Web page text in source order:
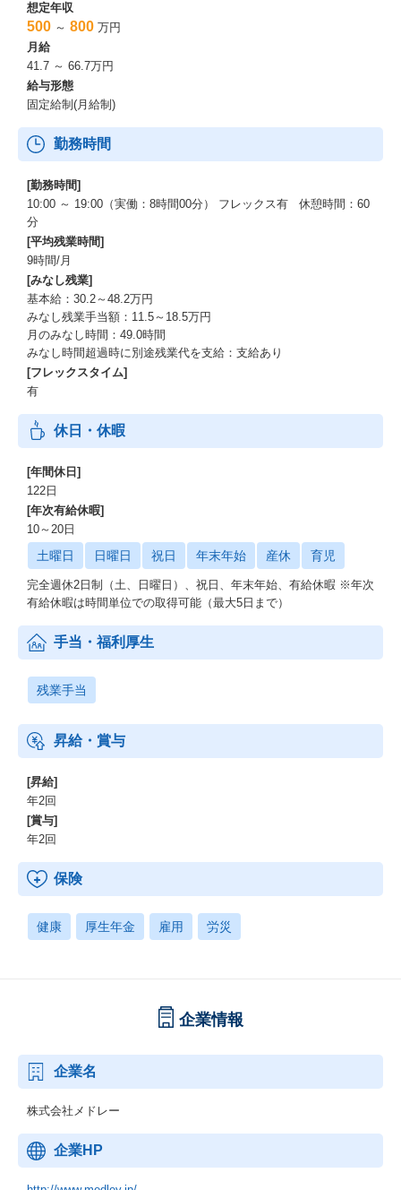
想定年収
500 ～ 800 万円
月給
41.7 ～ 66.7万円
給与形態
固定給制(月給制)
勤務時間
[勤務時間]
10:00 ～ 19:00（実働：8時間00分） フレックス有 休憩時間：60
分
[平均残業時間]
9時間/月
[みなし残業]
基本給：30.2～48.2万円
みなし残業手当額：11.5～18.5万円
月のみなし時間：49.0時間
みなし時間超過時に別途残業代を支給：支給あり
[フレックスタイム]
有
休日・休暇
[年間休日]
122日
[年次有給休暇]
10～20日
土曜日 日曜日 祝日 年末年始 産休 育児
完全週休2日制（土、日曜日）、祝日、年末年始、有給休暇 ※年次
有給休暇は時間単位での取得可能（最大5日まで）
手当・福利厚生
残業手当
昇給・賞与
[昇給]
年2回
[賞与]
年2回
保険
健康 厚生年金 雇用 労災
企業情報
企業名
株式会社メドレー
企業HP